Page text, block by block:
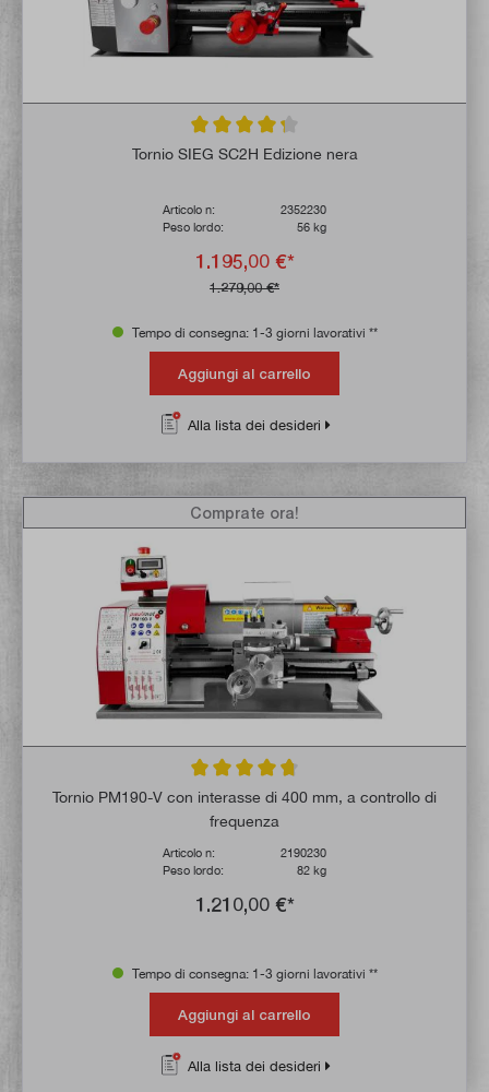
Valutazione media di 4.3 su 5 stelle
Tornio SIEG SC2H Edizione nera
Articolo n:
2352230
Peso lordo:
56 kg
1.195,00 €*
1.279,00 €*
Tempo di consegna: 1-3 giorni lavorativi **
Aggiungi al carrello
Alla lista dei desideri
Valutazione media di 4.7 su 5 stelle
Tornio PM190-V con interasse di 400 mm, a controllo di
frequenza
Articolo n:
2190230
Peso lordo:
82 kg
1.210,00 €*
Comprate ora!
Tempo di consegna: 1-3 giorni lavorativi **
Aggiungi al carrello
Alla lista dei desideri